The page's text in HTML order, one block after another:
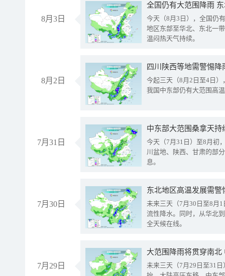
8月3日
全国仍有大范围降雨
今天（8月3日），全国仍
地区东部至华北、东北一
温闷热天气持续。
8月2日
今起三天（8月2日至4日
我国中东部仍有大范围高
7月31日
中东部大范围桑拿天
今天（7月31日）至8月初
川盆地、陕西、甘肃的部
息。
7月30日
东北地区高温发展需
未来三天（7月30日至8月
流性降水。同时，从华北
全天候在线。
7月29日
大范围降雨将贯穿南
未来三天（7月29日至31